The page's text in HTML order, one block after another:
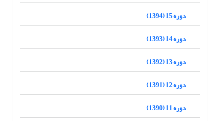
دوره 15 (1394)
دوره 14 (1393)
دوره 13 (1392)
دوره 12 (1391)
دوره 11 (1390)